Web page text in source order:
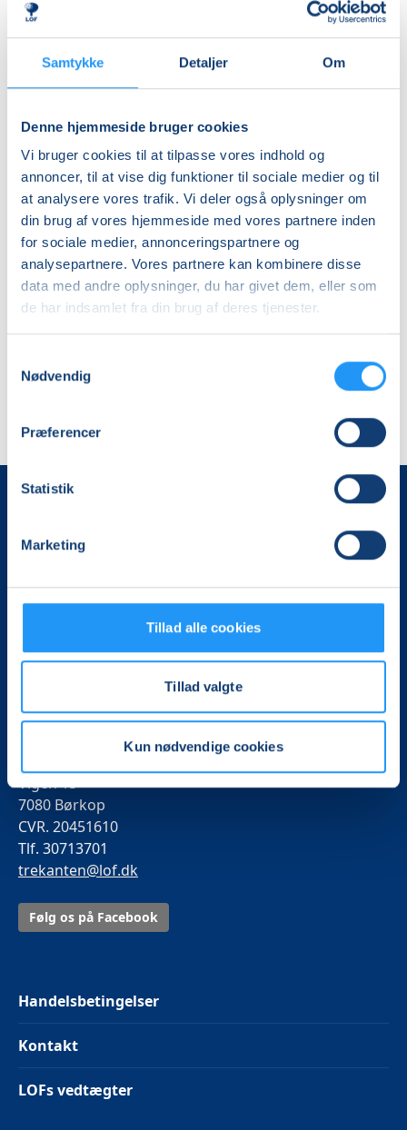
Samtykke Detaljer Om
Denne hjemmeside bruger cookies
Vi bruger cookies til at tilpasse vores indhold og
annoncer, til at vise dig funktioner til sociale medier og til
at analysere vores trafik. Vi deler også oplysninger om
din brug af vores hjemmeside med vores partnere inden
for sociale medier, annonceringspartnere og
analysepartnere. Vores partnere kan kombinere disse
data med andre oplysninger, du har givet dem, eller som
de har indsamlet fra din brug af deres tjenester.
Nødvendig
Præferencer
Statistik
Marketing
Tillad alle cookies
Tillad valgte
Kun nødvendige cookies
De
7
slørs
dans
Ledige pladser
fre. 23.10.2026, 19.00
Stouby
Karin Fogtmann
Yoga
&
Klangmeditation
-
Mølholmbadet
onsdage
Venteliste
ons. 19.08.2026, 09.00
Vejle
Karin Fogtmann
Det, der er vigtigt for samfundet, er vigtigt for os
mere end 100.000 deltagere i hele landet med kurser,
foredrag og oplevelser.
Vigen 15
7080 Børkop
CVR. 20451610
Tlf. 30713701
trekanten@lof.dk
Følg os på Facebook
Handelsbetingelser
Kontakt
LOFs vedtægter